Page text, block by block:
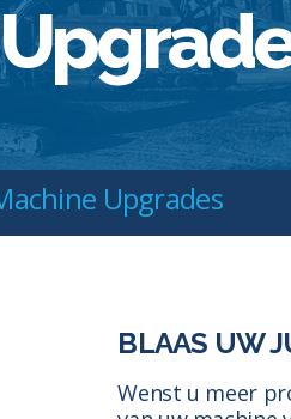
Upgrades
BLAAS UW
Wenst u meer